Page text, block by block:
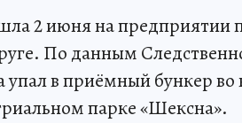
2 июня на предприятии
По данным
в приёмный бункер во
парке «Шексна».